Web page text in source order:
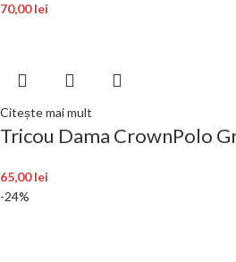
70,00lei
Citește mai mult
Tricou Dama CrownPolo
65,00lei
-24%